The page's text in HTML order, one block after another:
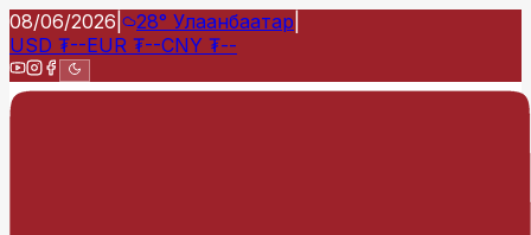
08/06/2026 28° Улаанбаатар
USD ₮--EUR ₮--CNY ₮--